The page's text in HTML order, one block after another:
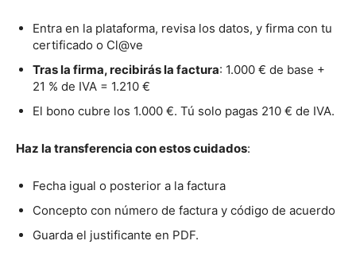
Entra en la plataforma, revisa los datos, y firma con tu
certificado o Cl@ve
Tras la firma, recibirás la factura: 1.000 € de base +
21 % de IVA = 1.210 €
El bono cubre los 1.000 €. Tú solo pagas 210 € de IVA.
Haz la transferencia con estos cuidados:
Fecha igual o posterior a la factura
Concepto con número de factura y código de acuerdo
Guarda el justificante en PDF.